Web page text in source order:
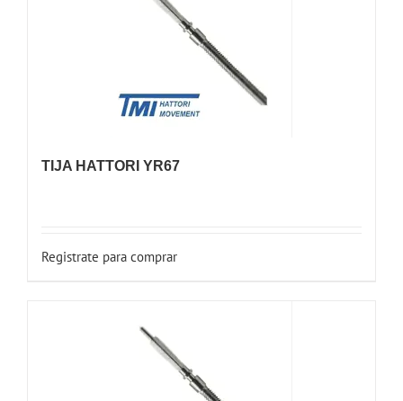
TIJA HATTORI YR67
Registrate para comprar